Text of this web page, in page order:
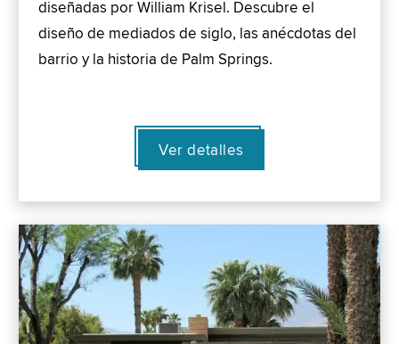
diseñadas por William Krisel. Descubre el
diseño de mediados de siglo, las anécdotas del
barrio y la historia de Palm Springs.
Ver detalles